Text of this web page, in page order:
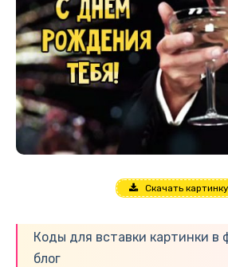
Скачать картинку
Коды для вставки картинки в
блог